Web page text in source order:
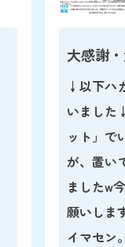
大感謝
↓以下ハ
いました
ット」で
が、置い
ましたw
願いしま
イマセン